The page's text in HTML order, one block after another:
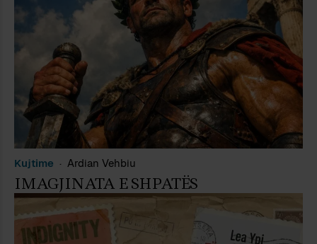
Kujtime Ardian Vehbiu
IMAGJINATA E SHPATËS